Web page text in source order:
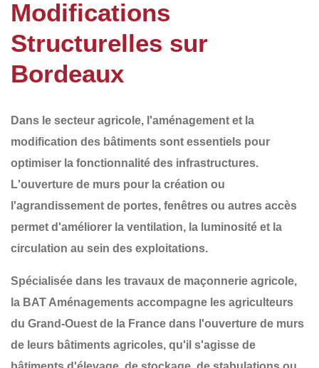
Modifications
Structurelles sur
Bordeaux
Dans le secteur agricole, l'aménagement et la
modification des bâtiments sont essentiels pour
optimiser la fonctionnalité des infrastructures.
L'ouverture de murs pour la création ou
l'agrandissement de portes, fenêtres ou autres accès
permet d'améliorer la ventilation, la luminosité et la
circulation au sein des exploitations.
Spécialisée dans les travaux de maçonnerie agricole,
la BAT Aménagements accompagne les agriculteurs
du Grand-Ouest de la France dans l'ouverture de murs
de leurs bâtiments agricoles, qu'il s'agisse de